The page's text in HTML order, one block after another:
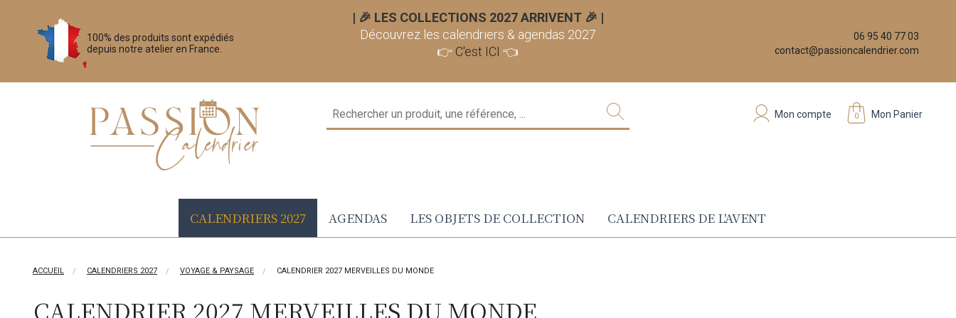
100% des produits sont expédiés
depuis notre atelier en France.
| 🎉 LES COLLECTIONS 2027 ARRIVENT 🎉 |
Découvrez les calendriers & agendas 2027
👉 C'est ICI 👈
06 95 40 77 03
contact@passioncalendrier.com
0 Mon Panier
Mon compte
CALENDRIERS 2027 AGENDAS LES OBJETS DE COLLECTION CALENDRIERS DE L'AVENT
ACCUEIL CALENDRIERS 2027 VOYAGE & PAYSAGE CALENDRIER 2027 MERVEILLES DU MONDE
CALENDRIER 2027 MERVEILLES DU MONDE